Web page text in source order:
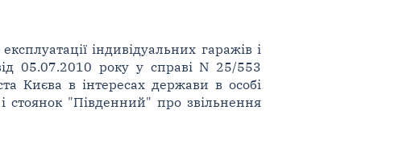
індивідуальних гаражів і
05.07.2010 року у справі N 25/553
Києва в інтересах держави в особі
і стоянок "Південний" про звільнення